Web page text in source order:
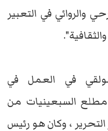
والروائي في التعبير
في العمل في
) في مطلع السبعينيات من
، وكان هو رئيس